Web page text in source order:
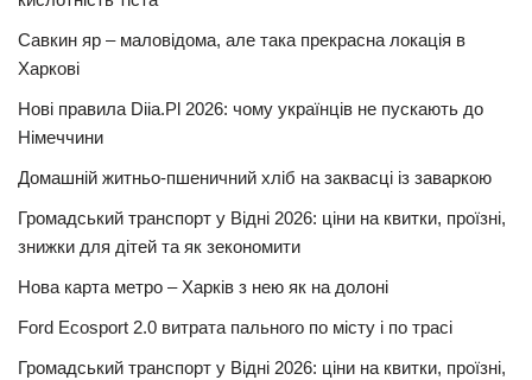
Савкин яр – маловідома, але така прекрасна локація в
Харкові
Нові правила Diia.Pl 2026: чому українців не пускають до
Німеччини
Домашній житньо-пшеничний хліб на заквасці із заваркою
Громадський транспорт у Відні 2026: ціни на квитки, проїзні,
знижки для дітей та як зекономити
Нова карта метро – Харків з нею як на долоні
Ford Ecosport 2.0 витрата пального по місту і по трасі
Громадський транспорт у Відні 2026: ціни на квитки, проїзні,